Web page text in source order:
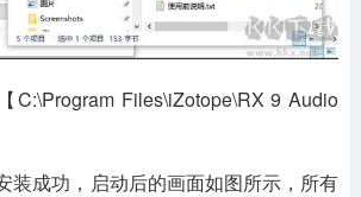
C:\Program Files\iZotope\RX 9 Audio
装成功，启动后的画面如图所示，所有